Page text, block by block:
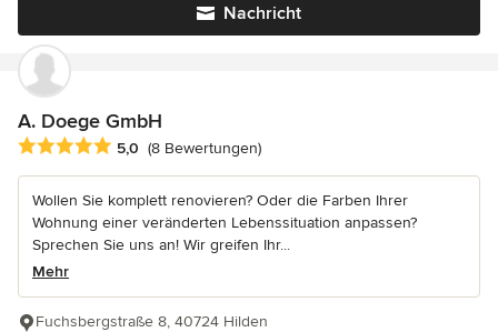
Nachricht
A. Doege GmbH
Durchschnittliche Bewertung: 5 von 5 Sternen
5,0 (8 Bewertungen)
Wollen Sie komplett renovieren? Oder die Farben Ihrer
Wohnung einer veränderten Lebenssituation anpassen?
Sprechen Sie uns an! Wir greifen Ihr...
Mehr
Fuchsbergstraße 8, 40724 Hilden